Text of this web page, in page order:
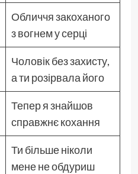
Обличчя закоханого
з вогнем у серці
Чоловік без захисту,
а ти розірвала його
Тепер я знайшов
справжнє кохання
Ти більше ніколи
мене не обдуриш